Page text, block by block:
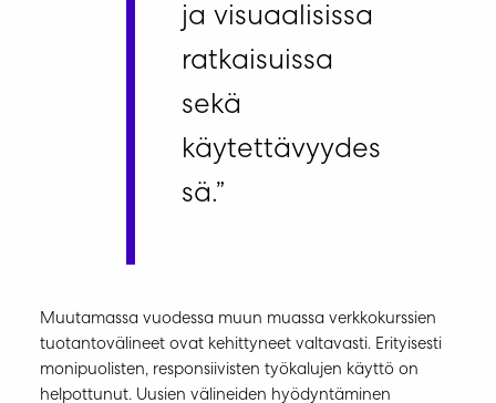
ja visuaalisissa
ratkaisuissa
sekä
käytettävyydes
sä.”
Muutamassa vuodessa muun muassa verkkokurssien
tuotantovälineet ovat kehittyneet valtavasti. Erityisesti
monipuolisten, responsiivisten työkalujen käyttö on
helpottunut. Uusien välineiden hyödyntäminen